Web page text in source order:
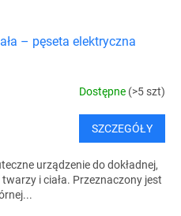
– pęseta elektryczna
Dostępne (>5 szt)
SZCZEGÓŁY
urządzenie do dokładnej,
i ciała. Przeznaczony jest